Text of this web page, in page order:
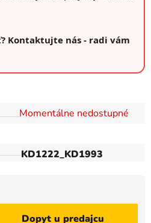
Kontaktujte nás - radi vám
Momentálne nedostupné
KD1222_KD1993
Dopyt u predajcu